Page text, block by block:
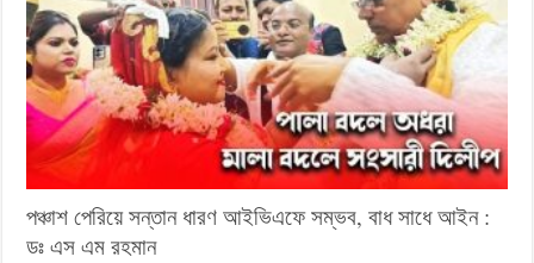
পঞ্চাশ পেরিয়ে সন্তান ধারণ আইভিএফে সম্ভব, বাধ সাধে আইন :
ডঃ এস এম রহমান